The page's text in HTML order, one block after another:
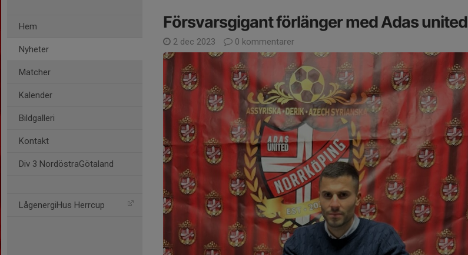
Hem
Nyheter
Matcher
Kalender
Bildgalleri
Kontakt
Div 3 NordöstraGötaland
LågenergiHus Herrcup
Försvarsgigant förlänger med Adas united
2 dec 2023 0 kommentarer